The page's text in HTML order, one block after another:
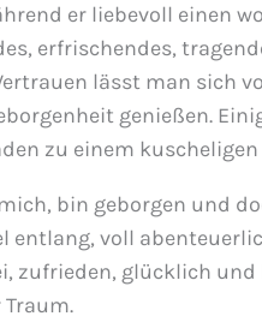
er liebevoll einen
erfrischendes,
lässt man sich
genießen.
zu einem
bin geborgen und
entlang, voll
zufrieden, glücklich